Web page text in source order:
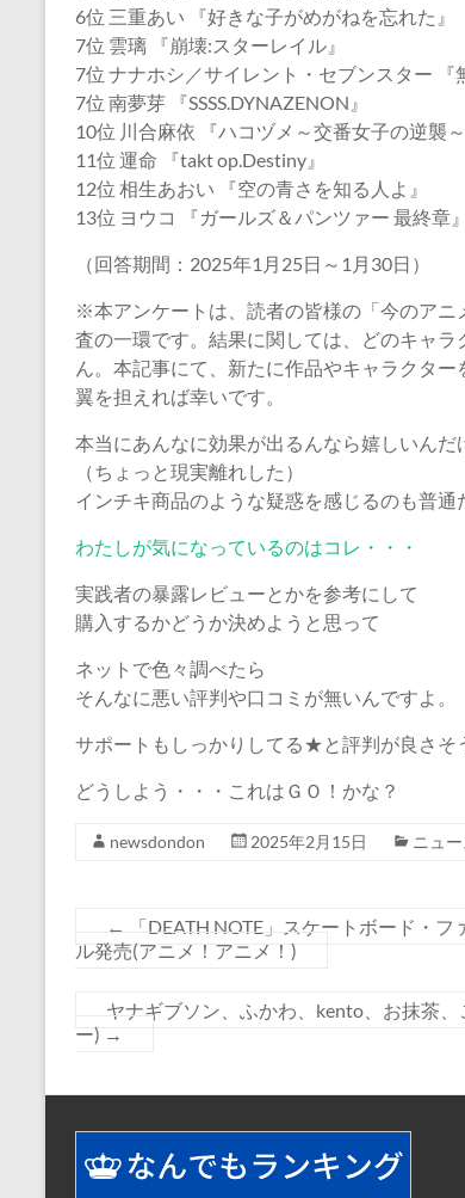
6位 三重あい 『好きな子がめがねを忘れた』
7位 雲璃 『崩壊:スターレイル』
7位 ナナホシ／サイレント・セブンスター 『
7位 南夢芽 『SSSS.DYNAZENON』
10位 川合麻依 『ハコヅメ～交番女子の逆襲～
11位 運命 『takt op.Destiny』
12位 相生あおい 『空の青さを知る人よ』
13位 ヨウコ 『ガールズ＆パンツァー 最終章』
（回答期間：2025年1月25日～1月30日）
※本アンケートは、読者の皆様の「今のア
査の一環です。結果に関しては、どのキャ
ん。本記事にて、新たに作品やキャラクタ
翼を担えれば幸いです。
本当にあんなに効果が出るんなら嬉しいんだ
（ちょっと現実離れした）
インチキ商品のような疑惑を感じるのも普通
わたしが気になっているのはコレ・・・
実践者の暴露レビューとかを参考にして
購入するかどうか決めようと思って
ネットで色々調べたら
そんなに悪い評判や口コミが無いんですよ。
サポートもしっかりしてる★と評判が良さそ
どうしよう・・・これはＧＯ！かな？
newsdondon 2025年2月15日 ニュー
←
「DEATH NOTE」スケートボード・
ル発売(アニメ！アニメ！)
ヤナギブソン、ふかわ、kento、お抹茶
ー) →